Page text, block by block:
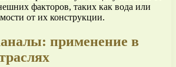
факторов, таких как вода или
от их конструкции.
применение в